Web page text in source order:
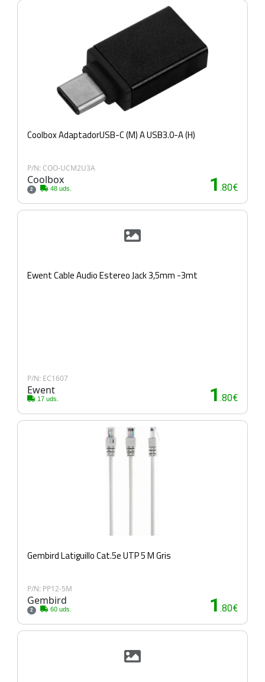
Coolbox AdaptadorUSB-C (M) A USB3.0-A (H)
P/N: COO-UCM2U3A
Coolbox
2 48 uds. 1 .80€
Ewent Cable Audio Estereo Jack 3,5mm -3mt
P/N: EC1607
Ewent
17 uds. 1 .80€
Gembird Latiguillo Cat.5e UTP 5 M Gris
P/N: PP12-5M
Gembird
2 60 uds. 1 .80€